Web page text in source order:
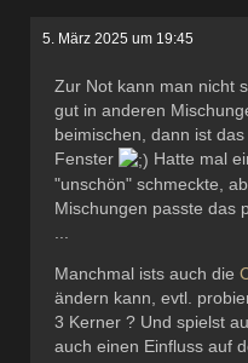
5. März 2025 um 19:45
Zur Not kann man nicht
gut in anderen
beimischen, dann ist
Fenster
Hatte mal
"unschön" schmeckte,
Mischungen passte das
Manchmal ists auch die
ändern kann, evtl.
3 Kerner ? Und spielst
auch einen Einfluss auf